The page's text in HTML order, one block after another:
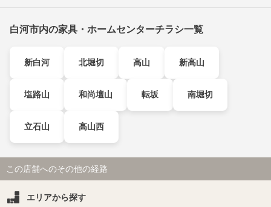
白河市内の家具・ホームセンターチラシ一覧
新白河 北堀切 高山 新高山
塩路山 和尚壇山 転坂 南堀切
立石山 高山西
この店舗へのその他の経路
エリアから探す